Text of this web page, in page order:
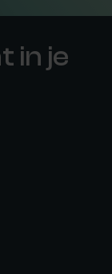
in je